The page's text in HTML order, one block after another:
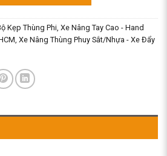
Kẹp Thùng Phi Xe Nâng Tay Cao - Hand
Xe Nâng Thùng Phuy Sắt/Nhựa - Xe Đẩy